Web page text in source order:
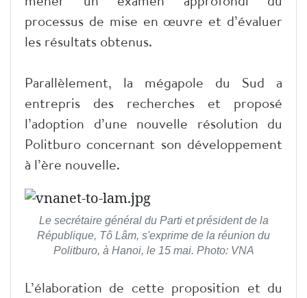
processus de mise en œuvre et d’évaluer
les résultats obtenus.
Parallèlement, la mégapole du Sud a
entrepris des recherches et proposé
l’adoption d’une nouvelle résolution du
Politburo concernant son développement
à l’ère nouvelle.
Le secrétaire général du Parti et président de la
République, Tô Lâm, s'exprime de la réunion du
Politburo, à Hanoi, le 15 mai. Photo: VNA
L’élaboration de cette proposition et du